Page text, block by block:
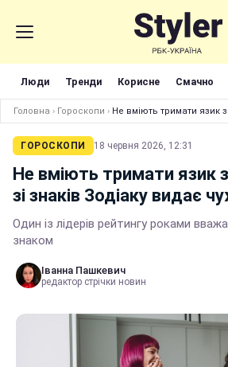
Люди Тренди Корисне Смачно
Головна › Гороскопи › Не вміють тримати язик
ГОРОСКОПИ 18 червня 2026, 12:31
Не вміють тримати язик
зі знаків Зодіаку видає
Один із лідерів рейтингу роками
знаком
Іванна Пашкевич
редактор стрічки новин